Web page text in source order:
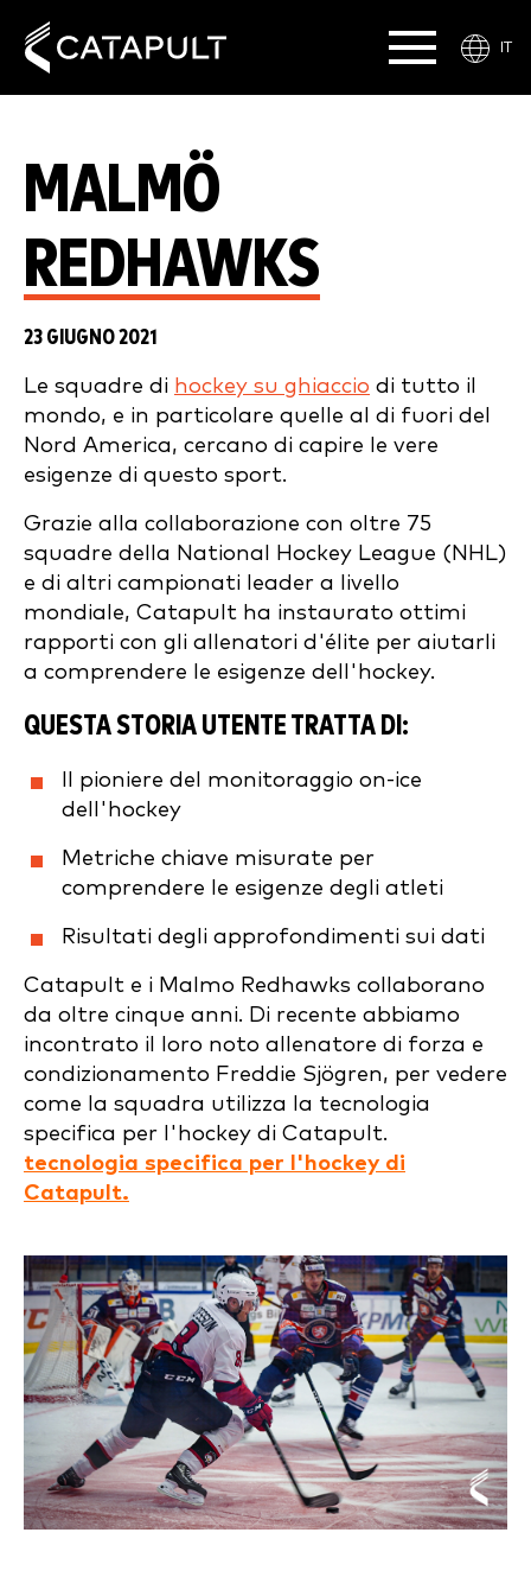
IT
MALMÖ
REDHAWKS
23 GIUGNO 2021
Le squadre di hockey su ghiaccio di tutto il
mondo, e in particolare quelle al di fuori del
Nord America, cercano di capire le vere
esigenze di questo sport.
Grazie alla collaborazione con oltre 75
squadre della National Hockey League (NHL)
e di altri campionati leader a livello
mondiale, Catapult ha instaurato ottimi
rapporti con gli allenatori d'élite per aiutarli
a comprendere le esigenze dell'hockey.
QUESTA STORIA UTENTE TRATTA DI:
Il pioniere del monitoraggio on-ice
dell'hockey
Metriche chiave misurate per
comprendere le esigenze degli atleti
Risultati degli approfondimenti sui dati
Catapult e i Malmo Redhawks collaborano
da oltre cinque anni. Di recente abbiamo
incontrato il loro noto allenatore di forza e
condizionamento Freddie Sjögren, per vedere
come la squadra utilizza la tecnologia
specifica per l'hockey di Catapult.
tecnologia specifica per l'hockey di
Catapult.